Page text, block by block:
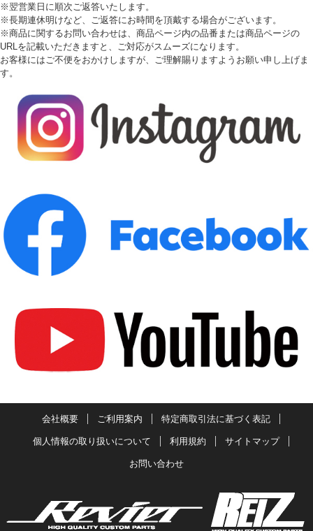
※翌営業日に順次ご返答いたします。
※長期連休明けなど、ご返答にお時間を頂戴する場合がございます。
※商品に関するお問い合わせは、商品ページ内の品番または商品ページの
URLを記載いただきますと、ご対応がスムーズになります。
お客様にはご不便をおかけしますが、ご理解賜りますようお願い申し上げま
す。
会社概要 ご利用案内 特定商取引法に基づく表記
個人情報の取り扱いについて 利用規約 サイトマップ
お問い合わせ